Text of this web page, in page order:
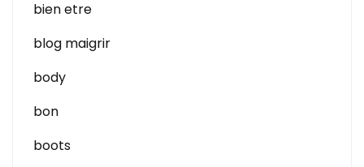
bien etre
blog maigrir
body
bon
boots